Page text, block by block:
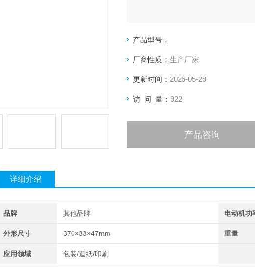
产品型号：
厂商性质： 生产厂家
更新时间： 2026-05-29
访 问 量： 922
产品咨询
详细介绍
品牌 其他品牌 电动机功
外形尺寸 370×33×47mm 重量
应用领域 包装/造纸/印刷